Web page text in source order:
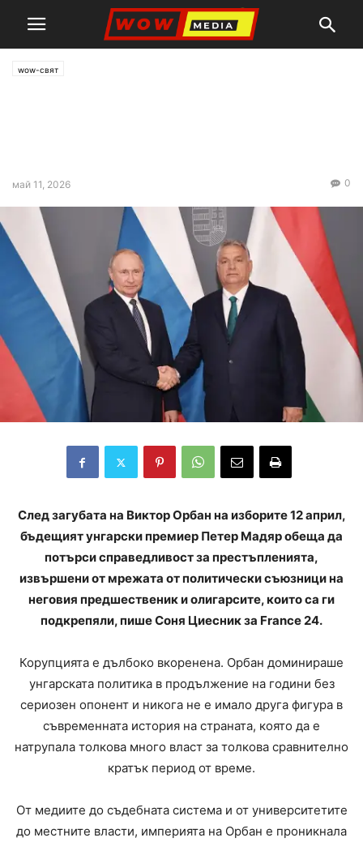
wow-свят
май 11, 2026 0
След загубата на Виктор Орбан на изборите 12 април,
бъдещият унгарски премиер Петер Мадяр обеща да
потърси справедливост за престъпленията,
извършени от мрежата от политически съюзници на
неговия предшественик и олигарсите, които са ги
подкрепяли, пише Соня Циесник за France 24.
Корупцията е дълбоко вкоренена. Орбан доминираше
унгарската политика в продължение на години без
сериозен опонент и никога не е имало друга фигура в
съвременната история на страната, която да е
натрупала толкова много власт за толкова сравнително
кратък период от време.
От медиите до съдебната система и от университетите
до местните власти, империята на Орбан е проникнала